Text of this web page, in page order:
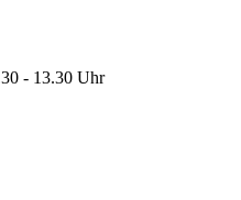
- 13.30 Uhr